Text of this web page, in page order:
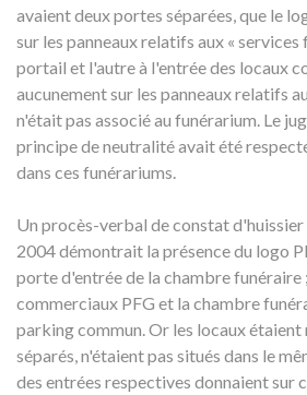
avaient deux portes séparées, que le
sur les panneaux relatifs aux « services
portail et l'autre à l'entrée des locaux
aucunement sur les panneaux relatifs
n'était pas associé au funérarium. Le
principe de neutralité avait été
dans ces funérariums.
Un procès-verbal de constat d'huissier
2004 démontrait la présence du logo
porte d'entrée de la chambre funéraire
commerciaux PFG et la chambre
parking commun. Or les locaux
séparés, n'étaient pas situés dans le
des entrées respectives donnaient sur